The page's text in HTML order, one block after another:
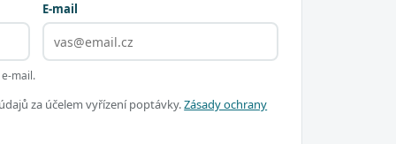
E-mail
mail.
za účelem vyřízení poptávky.Zásady ochrany